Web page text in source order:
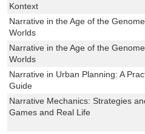
Kontext
Narrative in the Age of the
Worlds
Narrative in the Age of the
Worlds
Narrative in Urban Planning: A
Guide
Narrative Mechanics: Strategies
Games and Real Life